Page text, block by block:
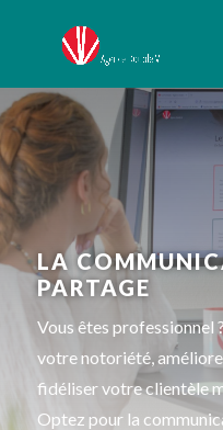
LA
PARTAGE
Vous êtes professionnel
votre notoriété,
fidéliser votre clientèle
Optez pour la